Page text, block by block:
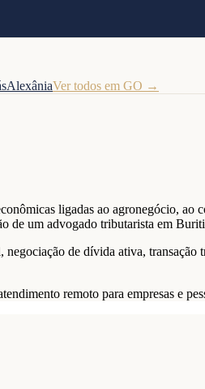
AlexâniaVer todos em GO →
ligadas ao agronegócio, ao
de um advogado tributarista em
de dívida ativa, transação
remoto para empresas e